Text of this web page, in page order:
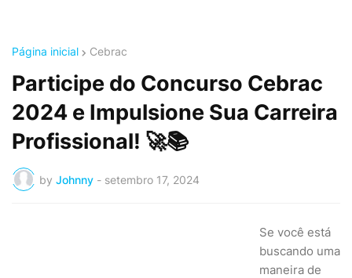
Página inicial Cebrac
Participe do Concurso Cebrac
2024 e Impulsione Sua Carreira
Profissional! 🚀📚
by Johnny - setembro 17, 2024
Se você está
buscando uma
maneira de